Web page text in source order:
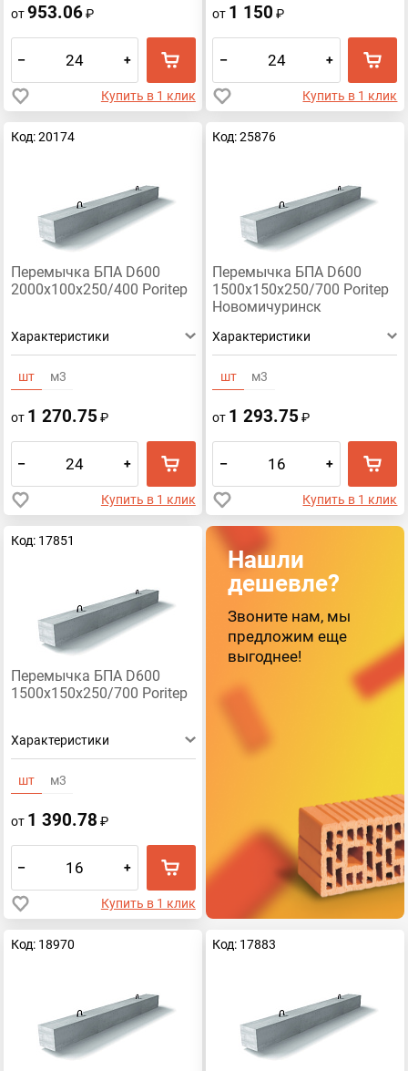
от953.06₽
– +
Купить в 1 клик
от 1 150 ₽
– +
Купить в 1 клик
Код: 20174
Перемычка БПА D600
2000х100х250/400 Poritep
Характеристики
шт м3
от 1 270.75 ₽
– +
Купить в 1 клик
Код: 25876
Перемычка БПА D600
1500х150х250/700 Poritep
Новомичуринск
Характеристики
шт м3
от 1 293.75 ₽
– +
Купить в 1 клик
Код: 17851
Перемычка БПА D600
1500х150х250/700 Poritep
Характеристики
шт м3
от 1 390.78 ₽
– +
Купить в 1 клик
Нашли
дешевле?
Звоните нам, мы
предложим еще
выгоднее!
Код: 18970 Код: 17883